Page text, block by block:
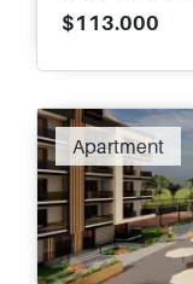
$113.000
Apartment